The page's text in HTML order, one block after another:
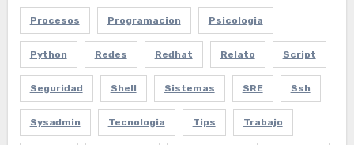
Procesos Programacion Psicologia
Python Redes Redhat Relato Script
Seguridad Shell Sistemas SRE Ssh
Sysadmin Tecnologia Tips Trabajo